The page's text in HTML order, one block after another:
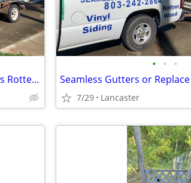
Seamless Gutters or Replace Windows Rotten Wood
• • •
7/29 Lancaster